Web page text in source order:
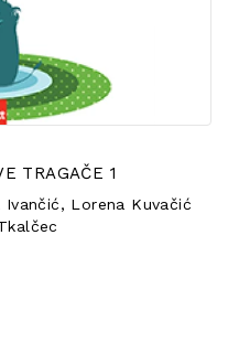
TRAGAČE 1
Lorena Kuvačić